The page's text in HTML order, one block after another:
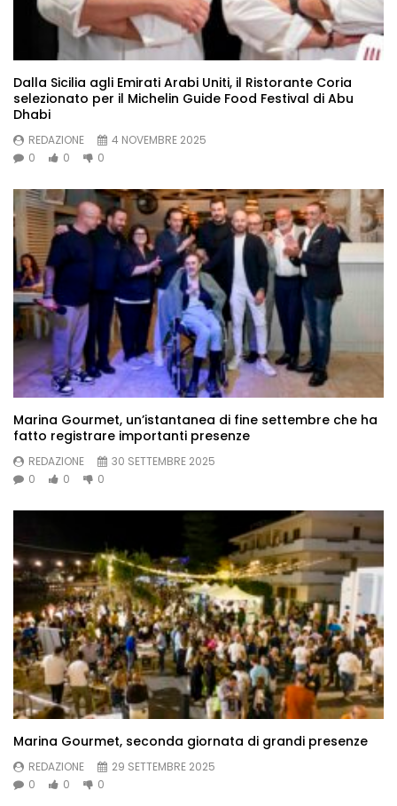
Dalla Sicilia agli Emirati Arabi Uniti, il Ristorante Coria
selezionato per il Michelin Guide Food Festival di Abu
Dhabi
REDAZIONE
4 NOVEMBRE 2025
0
0 0
Marina Gourmet, un’istantanea di fine settembre che ha
fatto registrare importanti presenze
REDAZIONE
30 SETTEMBRE 2025
0
0 0
Marina Gourmet, seconda giornata di grandi presenze
REDAZIONE
29 SETTEMBRE 2025
0
0 0